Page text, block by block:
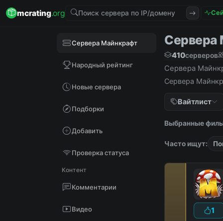
mcrating.org
Сервера Майнкрафт
Народный рейтинг
Новые сервера
Подборки
Добавить
Проверка статуса
Контент
Комментарии
Видео
Сервера
410серверов
Сервера
Сервера
Вайтлист
Выбранные
Часто ищут:
1